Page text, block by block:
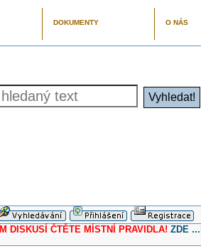
DOKUMENTY O NÁS
ČTĚTE MÍSTNÍ PRAVIDLA! ZDE